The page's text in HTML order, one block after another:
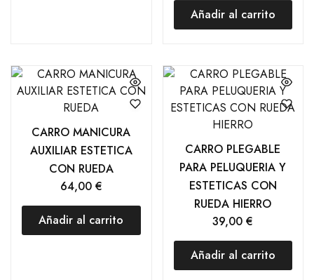
Añadir al carrito
CARRO MANICURA
AUXILIAR ESTETICA
CON RUEDA
64,00 €
Añadir al carrito
CARRO PLEGABLE
PARA PELUQUERIA Y
ESTETICAS CON
RUEDA HIERRO
39,00€
Añadir al carrito